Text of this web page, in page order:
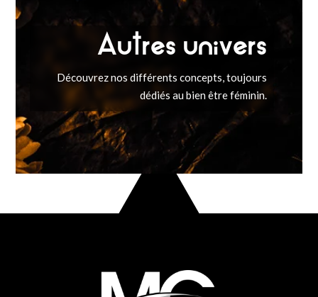
Autres univers
Découvrez nos différents concepts, toujours
dédiés au bien être féminin.